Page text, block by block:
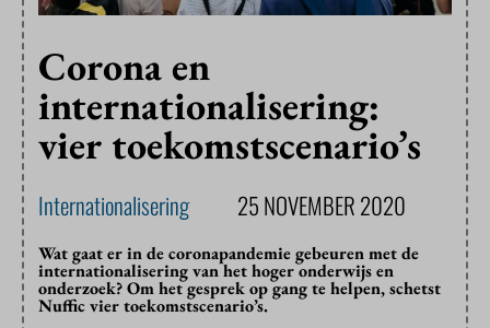
Corona en
internationalisering:
vier toekomstscenario’s
Internationalisering 25 NOVEMBER 2020
Wat gaat er in de coronapandemie gebeuren met de
internationalisering van het hoger onderwijs en
onderzoek? Om het gesprek op gang te helpen, schetst
Nuffic vier toekomstscenario’s.